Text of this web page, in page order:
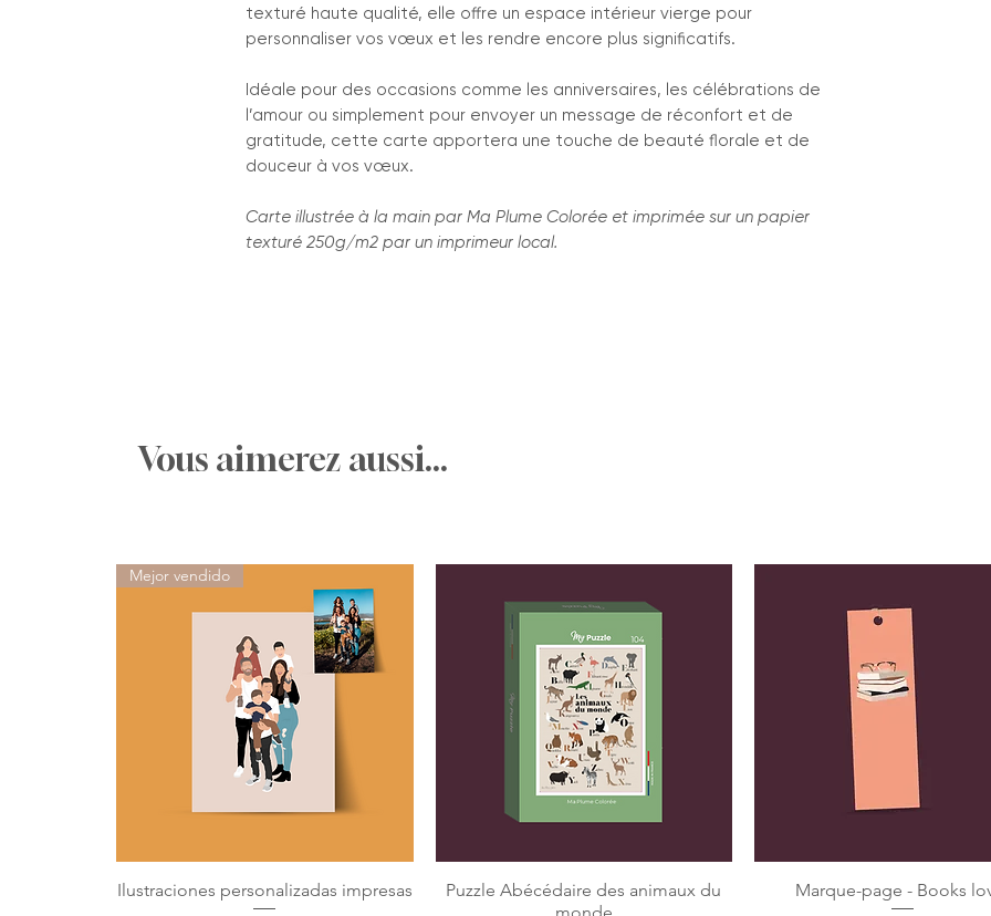
texturé haute qualité, elle offre un espace intérieur vierge pour
personnaliser vos vœux et les rendre encore plus significatifs.
Idéale pour des occasions comme les anniversaires, les célébrations de
l’amour ou simplement pour envoyer un message de réconfort et de
gratitude, cette carte apportera une touche de beauté florale et de
douceur à vos vœux.
Carte illustrée à la main par Ma Plume Colorée et imprimée sur un papier
texturé 250g/m2 par un imprimeur local.
Vous aimerez aussi...
Mejor vendido
Ilustraciones personalizadas impresas
Puzzle Abécédaire des animaux du
Marque-page - Books